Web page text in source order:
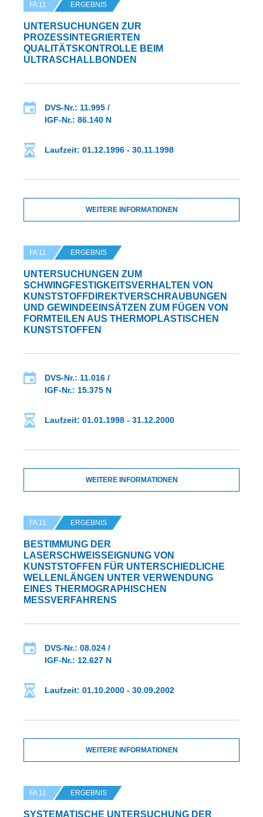
FA 11 ERGEBNIS
UNTERSUCHUNGEN ZUR
PROZESSINTEGRIERTEN
QUALITÄTSKONTROLLE BEIM
ULTRASCHALLBONDEN
DVS-Nr.: 11.995 /
IGF-Nr.: 86.140 N
Laufzeit: 01.12.1996 - 30.11.1998
WEITERE INFORMATIONEN
FA 11 ERGEBNIS
UNTERSUCHUNGEN ZUM
SCHWINGFESTIGKEITSVERHALTEN VON
KUNSTSTOFFDIREKTVERSCHRAUBUNGEN
UND GEWINDEEINSÄTZEN ZUM FÜGEN VON
FORMTEILEN AUS THERMOPLASTISCHEN
KUNSTSTOFFEN
DVS-Nr.: 11.016 /
IGF-Nr.: 15.375 N
Laufzeit: 01.01.1998 - 31.12.2000
WEITERE INFORMATIONEN
FA 11 ERGEBNIS
BESTIMMUNG DER
LASERSCHWEISSEIGNUNG VON K
UNSTSTOFFEN FÜR UNTERSCHIEDLICHE W
ELLENLÄNGEN UNTER VERWENDUNG E
INES THERMOGRAPHISCHEN M
ESSVERFAHRENS
DVS-Nr.: 08.024 /
IGF-Nr.: 12.627 N
Laufzeit: 01.10.2000 - 30.09.2002
WEITERE INFORMATIONEN
FA 11 ERGEBNIS
SYSTEMATISCHE UNTERSUCHUNG DER